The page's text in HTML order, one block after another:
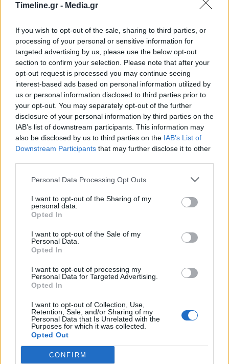
Timeline.gr - Media.gr
If you wish to opt-out of the sale, sharing to third parties, or
processing of your personal or sensitive information for
targeted advertising by us, please use the below opt-out
section to confirm your selection. Please note that after your
opt-out request is processed you may continue seeing
interest-based ads based on personal information utilized by
us or personal information disclosed to third parties prior to
your opt-out. You may separately opt-out of the further
disclosure of your personal information by third parties on the
IAB’s list of downstream participants. This information may
also be disclosed by us to third parties on the IAB’s List of
Downstream Participants that may further disclose it to other
Personal Data Processing Opt Outs
I want to opt-out of the Sharing of my
personal data.
Opted In
I want to opt-out of the Sale of my
Personal Data.
Opted In
I want to opt-out of processing my
Personal Data for Targeted Advertising.
Opted In
I want to opt-out of Collection, Use,
Retention, Sale, and/or Sharing of my
Personal Data that Is Unrelated with the
Purposes for which it was collected.
Opted Out
CONFIRM
Μπορεί επίσης να σε ενδιαφέρει
ΔΙΚΑΙΟΣΎΝΗ
Δίκη Πισπιρίγκου:
«Δεν δικαιολογείται ο
θάνατος της
ΔΙΚΑΙΟΣΎΝΗ
Τον Σεπτέμβριο θα
συνεχιστεί η δίκη για
τη δολοφονία της
δολοφονία του Άλκη
Καμπανού: «Δεν είναι
η δίκη μιας
ανθρωποκτονίας,…
– «Καταπέλτης» η
εισαγγελέας: «Ήθελαν
ΠΡΟΗΓΟΎΜΕΝΗ ΣΕΛΊΔΑ ΕΠΌΜΕΝΗ ΣΕΛΊΔΑ